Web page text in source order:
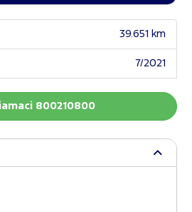
39.651 km
7/2021
800210800